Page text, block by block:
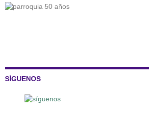
SÍGUENOS